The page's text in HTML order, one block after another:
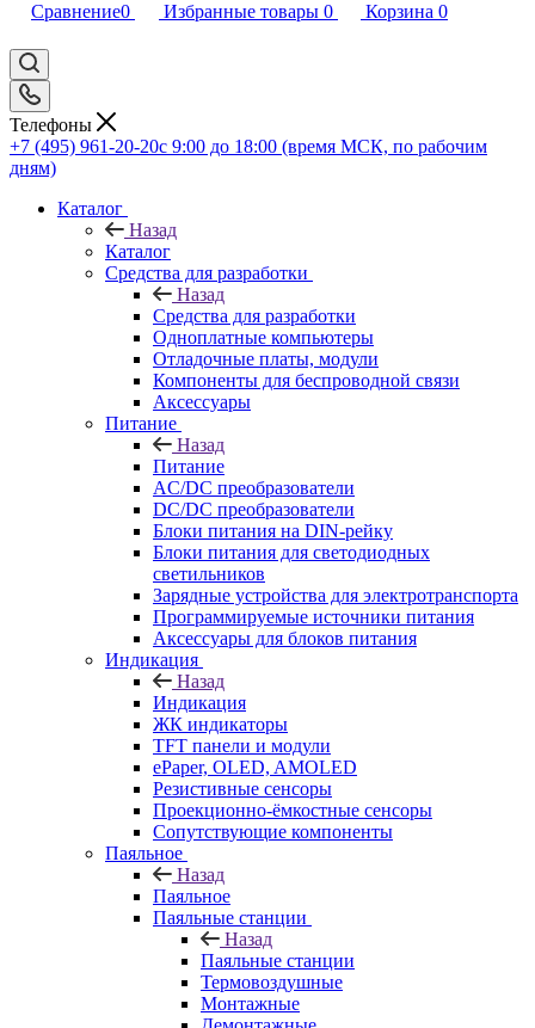
Сравнение0 Избранные товары 0 Корзина 0
Телефоны
+7 (495) 961-20-20с 9:00 до 18:00 (время МСК, по рабочим
дням)
Каталог
Назад
Каталог
Средства для разработки
Назад
Средства для разработки
Одноплатные компьютеры
Отладочные платы, модули
Компоненты для беспроводной связи
Аксессуары
Питание
Назад
Питание
AC/DC преобразователи
DC/DC преобразователи
Блоки питания на DIN-рейку
Блоки питания для светодиодных
светильников
Зарядные устройства для электротранспорта
Программируемые источники питания
Аксессуары для блоков питания
Индикация
Назад
Индикация
ЖК индикаторы
TFT панели и модули
ePaper, OLED, AMOLED
Резистивные сенсоры
Проекционно-ёмкостные сенсоры
Сопутствующие компоненты
Паяльное
Назад
Паяльное
Паяльные станции
Назад
Паяльные станции
Термовоздушные
Монтажные